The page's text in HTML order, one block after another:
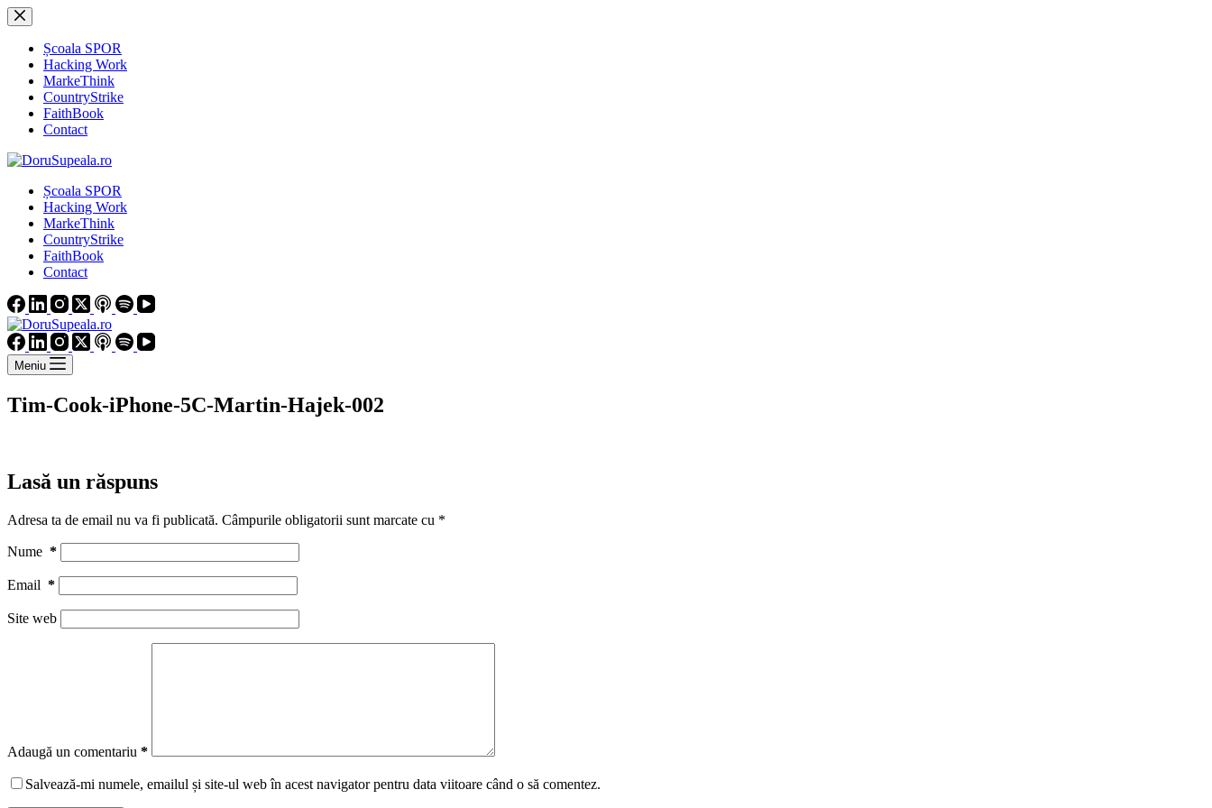
Sari
la
conținutȘcoala SPOR
Hacking Work
MarkeThink
CountryStrike
FaithBook
Contact
Școala SPOR
Hacking Work
MarkeThink
CountryStrike
FaithBook
Contact
Meniu
Tim-Cook-iPhone-5C-Martin-Hajek-002
Lasă un răspuns
Adresa ta de email nu va fi publicată. Câmpurile obligatorii sunt marcate cu *
Nume *
Email *
Site web
Adaugă un comentariu *
Salvează-mi numele, emailul și site-ul web în acest navigator pentru data viitoare când o să comentez.